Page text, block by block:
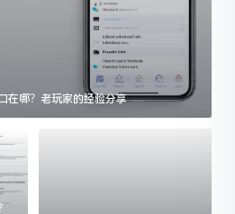
在哪？老玩家的经验分享